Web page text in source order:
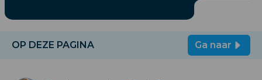
OP DEZE PAGINA Ga naar